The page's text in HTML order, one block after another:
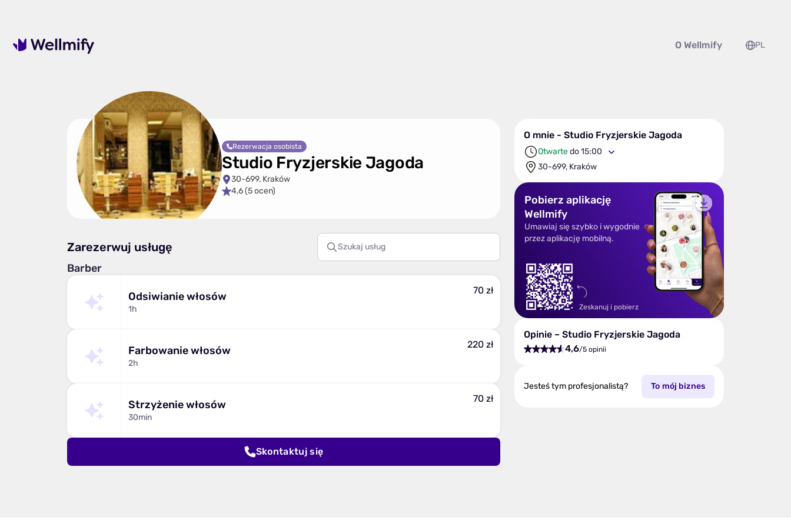
O Wellmify PL
Rezerwacja osobista
Studio Fryzjerskie Jagoda
30-699, Kraków
4,6 (5 ocen)
Zarezerwuj usługę
Barber
Odsiwianie włosów
1h
70 zł
Farbowanie włosów
2h
220 zł
Strzyżenie włosów
30min
70 zł
Skontaktuj się
O mnie - Studio Fryzjerskie Jagoda
Otwartedo 15:00
30-699, Kraków
Pobierz aplikację
Wellmify
Umawiaj się szybko i wygodnie
przez aplikację mobilną.
Zeskanuj i pobierz
Opinie – Studio Fryzjerskie Jagoda
4,6/5 opinii
Jesteś tym profesjonalistą? To mój biznes